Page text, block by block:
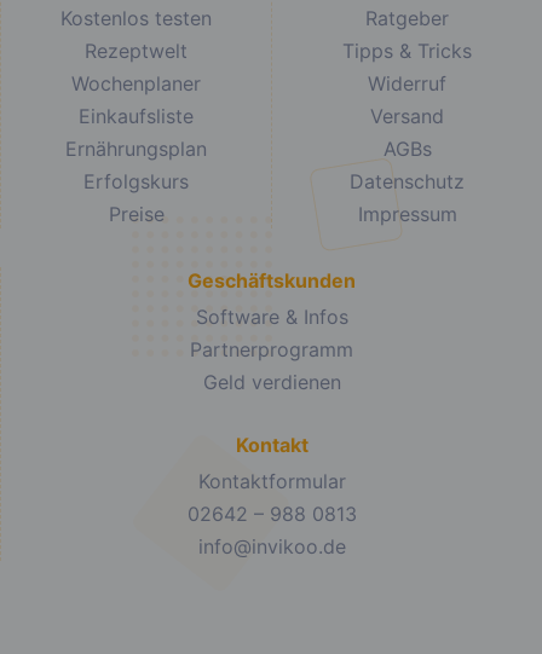
Kostenlos testen
Rezeptwelt
Wochenplaner
Einkaufsliste
Ernährungsplan
Erfolgskurs
Preise
Ratgeber
Tipps & Tricks
Widerruf
Versand
AGBs
Datenschutz
Impressum
Geschäftskunden
Software & Infos
Partnerprogramm
Geld verdienen
Kontakt
Kontaktformular
02642 – 988 0813
info@invikoo.de